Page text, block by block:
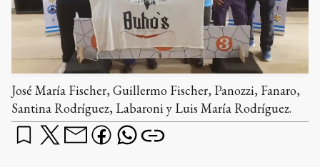
José María Fischer, Guillermo Fischer, Panozzi, Fanaro,
Santina Rodríguez, Labaroni y Luis María Rodríguez.